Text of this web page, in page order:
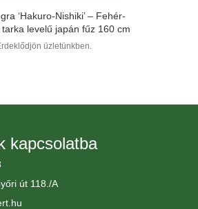
‘Hakuro-Nishiki’ – Fehér-
levelű japán fűz 160 cm
üzletünkben.
kapcsolatba
út 118./A